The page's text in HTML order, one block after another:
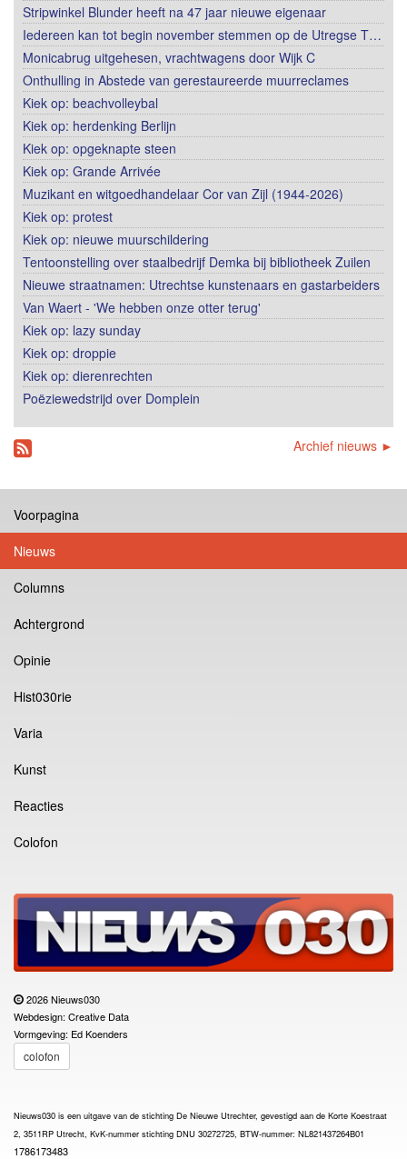
Stripwinkel Blunder heeft na 47 jaar nieuwe eigenaar
Iedereen kan tot begin november stemmen op de Utregse T…
Monicabrug uitgehesen, vrachtwagens door Wijk C
Onthulling in Abstede van gerestaureerde muurreclames
Kiek op: beachvolleybal
Kiek op: herdenking Berlijn
Kiek op: opgeknapte steen
Kiek op: Grande Arrivée
Muzikant en witgoedhandelaar Cor van Zijl (1944-2026)
Kiek op: protest
Kiek op: nieuwe muurschildering
Tentoonstelling over staalbedrijf Demka bij bibliotheek Zuilen
Nieuwe straatnamen: Utrechtse kunstenaars en gastarbeiders
Van Waert - 'We hebben onze otter terug'
Kiek op: lazy sunday
Kiek op: droppie
Kiek op: dierenrechten
Poëziewedstrijd over Domplein
Archief nieuws ►
Voorpagina
Nieuws
Columns
Achtergrond
Opinie
Hist030rie
Varia
Kunst
Reacties
Colofon
2026 Nieuws030
Webdesign: Creative Data
Vormgeving: Ed Koenders
colofon
Nieuws030 is een uitgave van de stichting De Nieuwe Utrechter, gevestigd aan de Korte Koestraat
2, 3511RP Utrecht, KvK-nummer stichting DNU 30272725, BTW-nummer: NL821437264B01
1786173483